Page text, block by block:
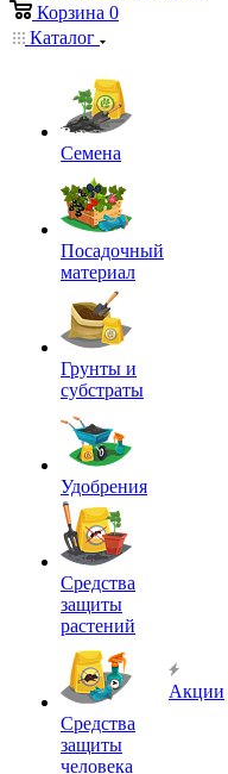
Корзина 0
Каталог
Семена
Посадочный
материал
Грунты и
субстраты
Удобрения
Средства
защиты
растений
Средства
защиты
человека
Акции